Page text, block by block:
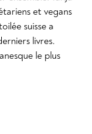
et vegans
suisse a
livres.
le plus